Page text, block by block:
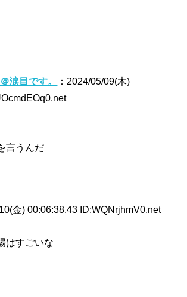
涙目です。
：2024/05/09(木)
言うんだ
金) 00:06:38.43 ID:WQNrjhmV0.net
はすごいな